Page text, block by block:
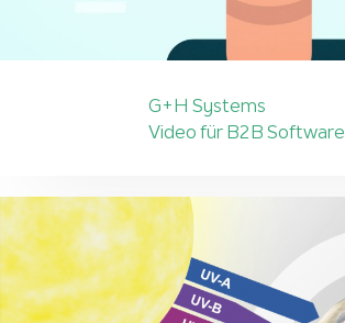
G+H Systems
Video für B2B Software